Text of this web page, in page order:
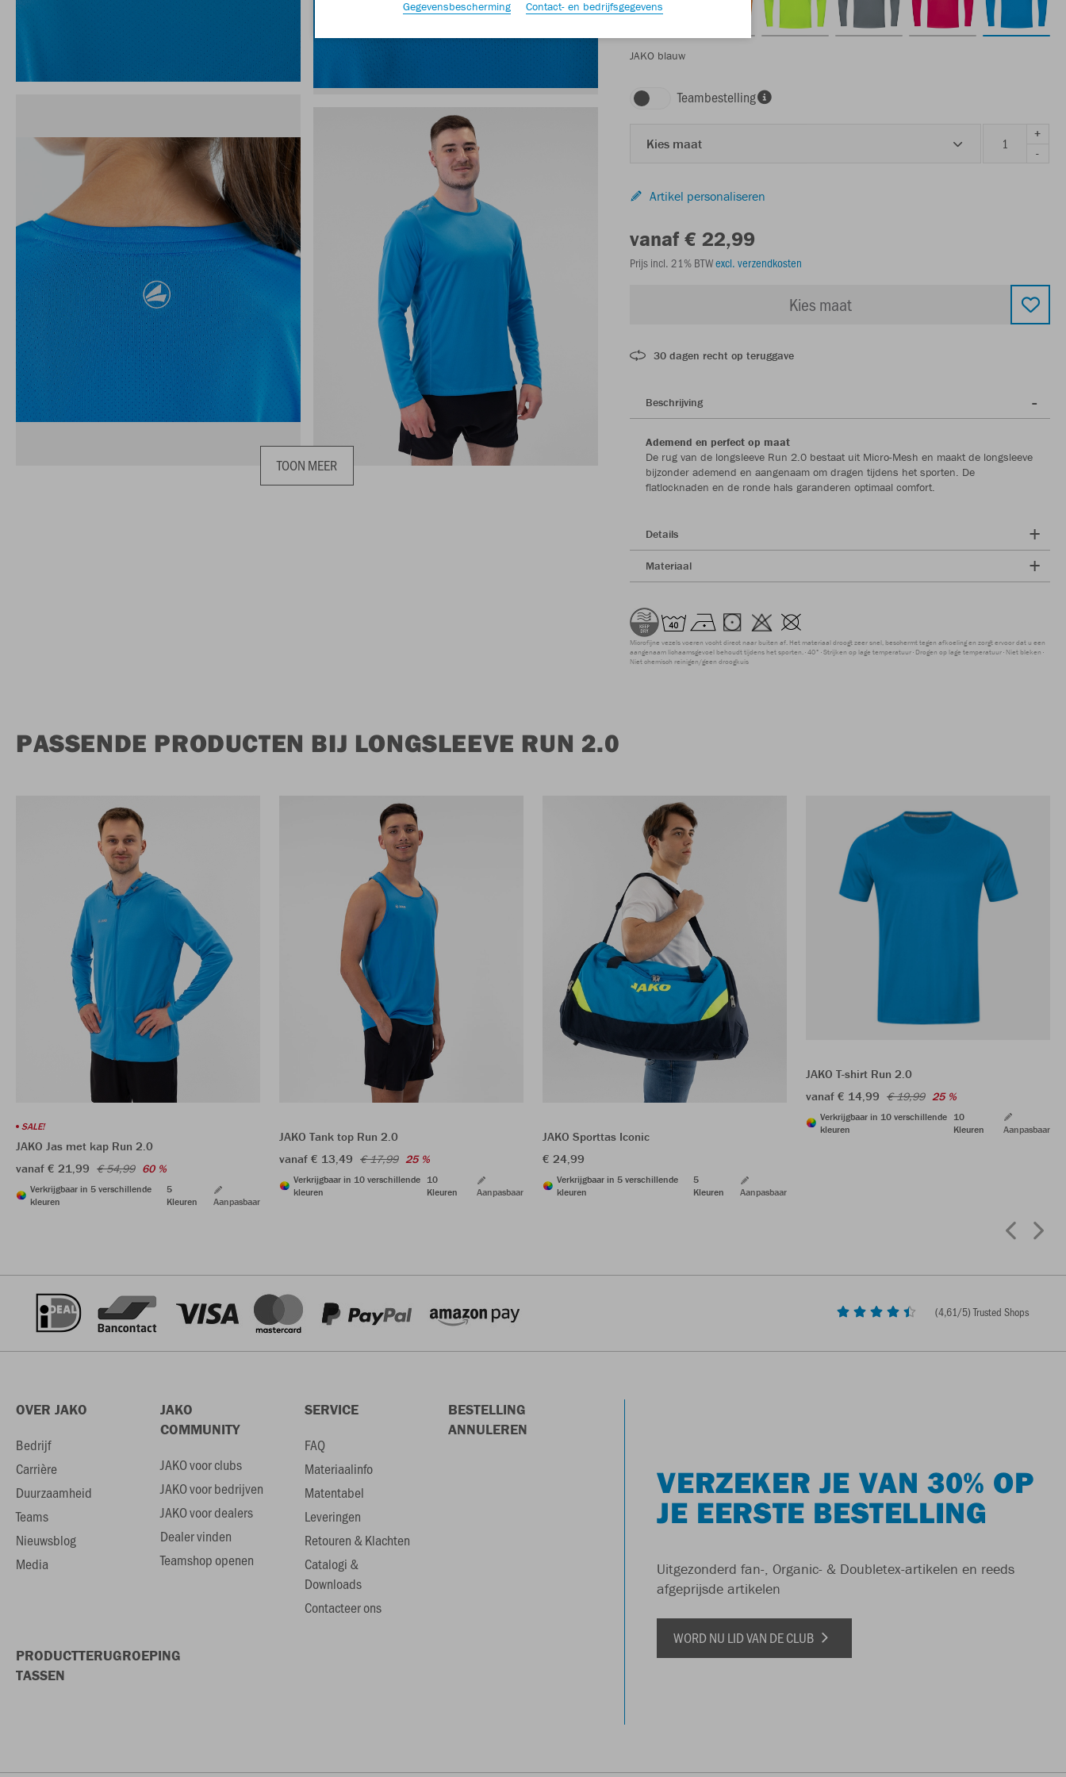
TOON MEER
JAKO blauw
Teambestelling
Kies maat
+
-
Artikel personaliseren
vanaf € 22,99
Prijs incl. 21% BTWexcl. verzendkosten
Kies maat
30 dagen recht op teruggave
Beschrijving
Ademend en perfect op maat
De rug van de longsleeve Run 2.0 bestaat uit Micro-Mesh en maakt de longsleeve
bijzonder ademend en aangenaam om dragen tijdens het sporten. De
flatlocknaden en de ronde hals garanderen optimaal comfort.
Details
Materiaal
Microfijne vezels voeren vocht direct naar buiten af. Het materiaal droogt zeer snel, beschermt tegen afkoeling en zorgt ervoor dat u een
aangenaam lichaamsgevoel behoudt tijdens het sporten. 40° Strijken op lage temperatuur Drogen op lage temperatuur Niet bleken
Niet chemisch reinigen/geen droogkuis
PASSENDE PRODUCTEN BIJ LONGSLEEVE RUN 2.0
SALE!
JAKO Jas met kap Run 2.0
vanaf € 21,99 € 54,99 60 %
Verkrijgbaar in 5 verschillende
kleuren
5
Kleuren
Aanpasbaar
JAKO Tank top Run 2.0
vanaf € 13,49 € 17,99 25 %
Verkrijgbaar in 10 verschillende
kleuren
10
Kleuren
Aanpasbaar
JAKO Sporttas Iconic
€ 24,99
Verkrijgbaar in 5 verschillende
kleuren
5
Kleuren
Aanpasbaar
JAKO T-shirt Run 2.0
vanaf € 14,99 € 19,99 25 %
Verkrijgbaar in 10 verschillende
kleuren
10
Kleuren
Aanpasbaar
(4,61/5) Trusted Shops
OVER JAKO
Bedrijf
Carrière
Duurzaamheid
Teams
Nieuwsblog
Media
JAKO
COMMUNITY
JAKO voor clubs
JAKO voor bedrijven
JAKO voor dealers
Dealer vinden
Teamshop openen
SERVICE
FAQ
Materiaalinfo
Matentabel
Leveringen
Retouren & Klachten
Catalogi &
Downloads
Contacteer ons
BESTELLING
ANNULEREN
PRODUCTTERUGROEPING
TASSEN
VERZEKER JE VAN 30% OP
JE EERSTE BESTELLING
Uitgezonderd fan-, Organic- & Doubletex-artikelen en reeds
afgeprijsde artikelen
WORD NU LID VAN DE CLUB
Gegevensbescherming Contact- en bedrijfsgegevens